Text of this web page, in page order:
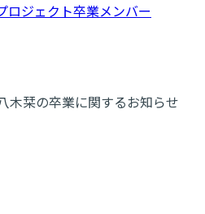
ロジェクト卒業メンバー
木栞の卒業に関するお知らせ